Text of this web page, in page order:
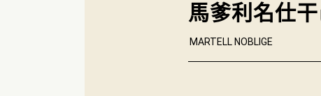
馬爹利名仕
MARTELL NOBLIGE